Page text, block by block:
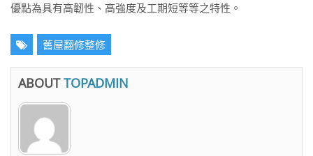
優點為具有高韌性、高強度及工期短等等之特性。
舊屋翻修整修
ABOUT TOPADMIN